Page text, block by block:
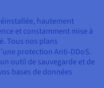
hautement
et constamment mise à
Tous nos plans
protection Anti-DDoS.
outil de sauvegarde et de
bases de données